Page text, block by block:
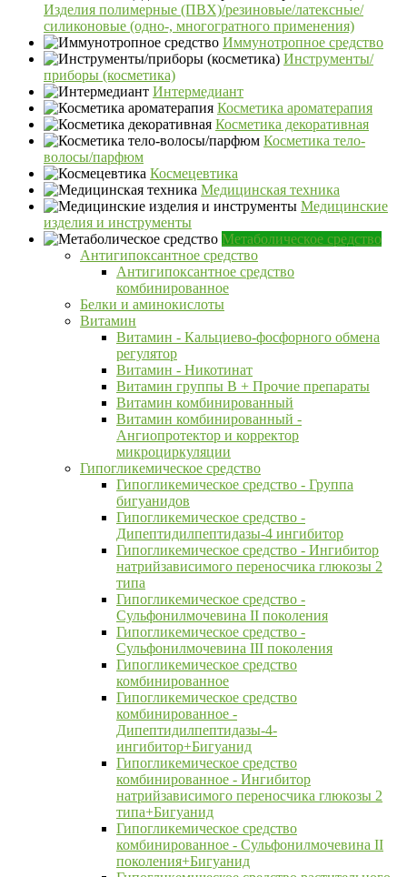
Изделия полимерные (ПВХ)/резиновые/латексные/
силиконовые (одно-, многогратного применения)
Иммунотропное средство
Инструменты/
приборы (косметика)
Интермедиант
Косметика ароматерапия
Косметика декоративная
Косметика тело-
волосы/парфюм
Космецевтика
Медицинская техника
Медицинские
изделия и инструменты
Метаболическое средство
Антигипоксантное средство
Антигипоксантное средство
комбинированное
Белки и аминокислоты
Витамин
Витамин - Кальциево-фосфорного обмена
регулятор
Витамин - Никотинат
Витамин группы B + Прочие препараты
Витамин комбинированный
Витамин комбинированный -
Ангиопротектор и корректор
микроциркуляции
Гипогликемическое средство
Гипогликемическое средство - Группа
бигуанидов
Гипогликемическое средство -
Дипептидилпептидазы-4 ингибитор
Гипогликемическое средство - Ингибитор
натрийзависимого переносчика глюкозы 2
типа
Гипогликемическое средство -
Сульфонилмочевина II поколения
Гипогликемическое средство -
Сульфонилмочевина III поколения
Гипогликемическое средство
комбинированное
Гипогликемическое средство
комбинированное -
Дипептидилпептидазы-4-
ингибитор+Бигуанид
Гипогликемическое средство
комбинированное - Ингибитор
натрийзависимого переносчика глюкозы 2
типа+Бигуанид
Гипогликемическое средство
комбинированное - Сульфонилмочевина II
поколения+Бигуанид